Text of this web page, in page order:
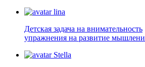
lina
Детская задача на внимательность
упражнения на развитие
Stella